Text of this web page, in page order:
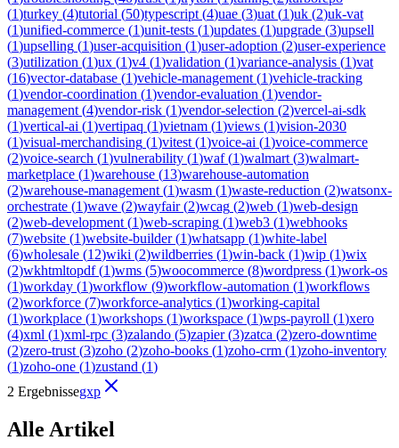
(1)turkey (4)tutorial (50)typescript (4)uae (3)uat (1)uk (2)uk-vat
(1)unified-commerce (1)unit-tests (1)updates (1)upgrade (3)upsell
(1)upselling (1)user-acquisition (1)user-adoption (2)user-experience
(3)utilization (1)ux (1)v4 (1)validation (1)variance-analysis (1)vat
(16)vector-database (1)vehicle-management (1)vehicle-tracking
(1)vendor-coordination (1)vendor-evaluation (1)vendor-
management (4)vendor-risk (1)vendor-selection (2)vercel-ai-sdk
(1)vertical-ai (1)vertipaq (1)vietnam (1)views (1)vision-2030
(1)visual-merchandising (1)vitest (1)voice-ai (1)voice-commerce
(2)voice-search (1)vulnerability (1)waf(1)walmart (3)walmart-
marketplace (1)warehouse (13)warehouse-automation
(2)warehouse-management (1)wasm (1)waste-reduction (2)watsonx-
orchestrate (1)wave (2)wayfair(2)wcag (2)web (1)web-design
(2)web-development (1)web-scraping (1)web3 (1)webhooks
(7)website (1)website-builder(1)whatsapp (1)white-label
(6)wholesale (12)wiki (2)wildberries (1)win-back (1)wip (1)wix
(2)wkhtmltopdf(1)wms (5)woocommerce (8)wordpress (1)work-os
(1)workday (1)workflow (9)workflow-automation (1)workflows
(2)workforce (7)workforce-analytics (1)working-capital
(1)workplace (1)workshops (1)workspace (1)wps-payroll (1)xero
(4)xml (1)xml-rpc (3)zalando (5)zapier(3)zatca (2)zero-downtime
(2)zero-trust (3)zoho (2)zoho-books (1)zoho-crm (1)zoho-inventory
(1)zoho-one (1)zustand (1)
2 Ergebnissegxp
Alle Artikel